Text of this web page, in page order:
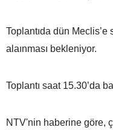
Toplantıda dün
alaınması bekleniyor.
Toplantı saat 15.30’da
NTV'nin haberine göre,